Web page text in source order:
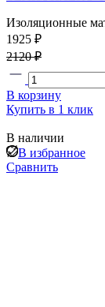
Изоляционные
1925 ₽
2120 ₽
В корзину
Купить в 1 клик
В наличии
В избранное
Сравнить